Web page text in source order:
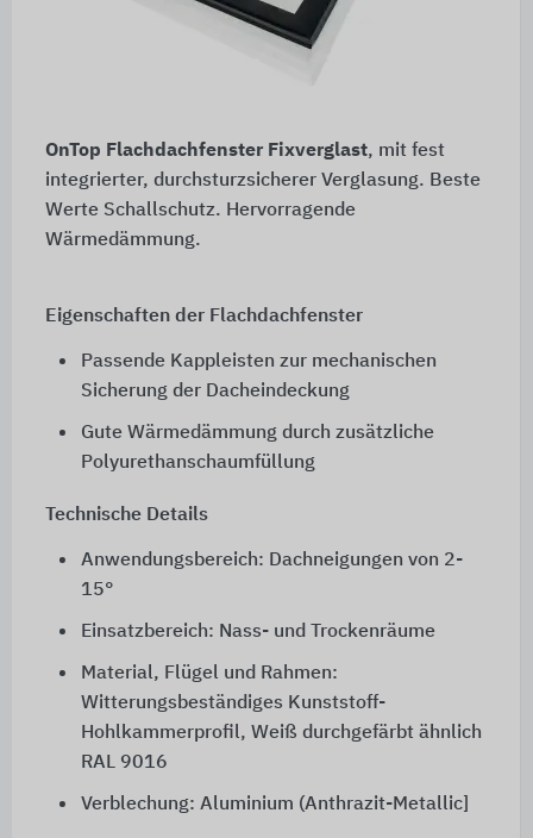
OnTop Flachdachfenster Fixverglast, mit fest
integrierter, durchsturzsicherer Verglasung. Beste
Werte Schallschutz. Hervorragende
Wärmedämmung.
Eigenschaften der Flachdachfenster
Passende Kappleisten zur mechanischen
Sicherung der Dacheindeckung
Gute Wärmedämmung durch zusätzliche
Polyurethanschaumfüllung
Technische Details
Anwendungsbereich: Dachneigungen von 2-
15°
Einsatzbereich: Nass- und Trockenräume
Material, Flügel und Rahmen:
Witterungsbeständiges Kunststoff-
Hohlkammerprofil, Weiß durchgefärbt ähnlich
RAL 9016
Verblechung: Aluminium (Anthrazit-Metallic]